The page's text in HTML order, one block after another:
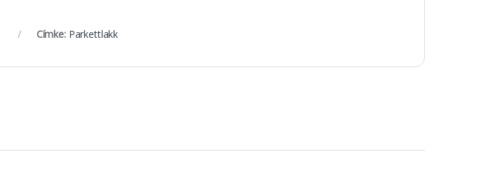
Címke: Parkettlakk